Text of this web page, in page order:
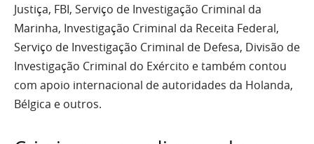
Justiça, FBI, Serviço de Investigação Criminal da
Marinha, Investigação Criminal da Receita Federal,
Serviço de Investigação Criminal de Defesa, Divisão de
Investigação Criminal do Exército e também contou
com apoio internacional de autoridades da Holanda,
Bélgica e outros.